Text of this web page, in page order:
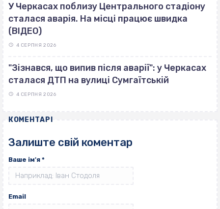
У Черкасах поблизу Центрального стадіону
сталася аварія. На місці працює швидка
(ВІДЕО)
4 СЕРПНЯ 2026
"Зізнався, що випив після аварії": у Черкасах
сталася ДТП на вулиці Сумгаїтській
4 СЕРПНЯ 2026
КОМЕНТАРІ
Залиште свій коментар
Ваше ім'я *
Email